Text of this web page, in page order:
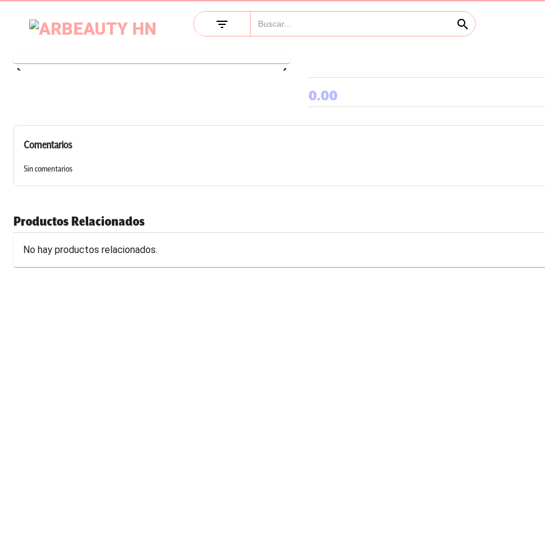
filter_list search
keyboard_arrow_left keyboard_arrow_right
0.00
Comentarios
Sin comentarios
Productos Relacionados
No hay productos relacionados.